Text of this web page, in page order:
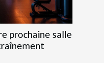
prochaine salle